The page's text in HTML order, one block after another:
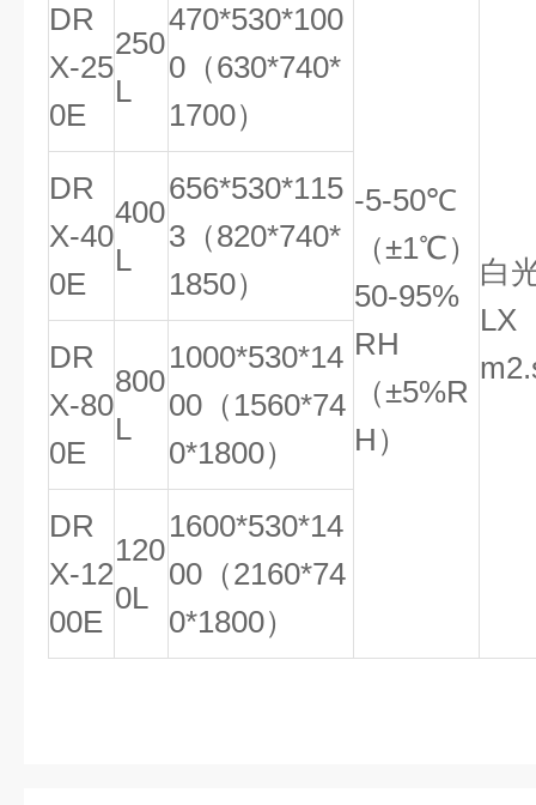
DR
X-25
0E
250
L
470*530*100
0（630*740*
1700）
-5-50℃
（±1℃）
50-95%
RH
（±5%R
H）
白
LX
DR
X-40
0E
400
L
656*530*115
3（820*740*
1850）
DR
X-80
0E
800
L
1000*530*14
00（1560*74
0*1800）
DR
X-12
00E
120
0L
1600*530*14
00（2160*74
0*1800）